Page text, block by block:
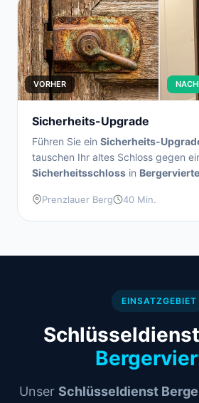
VORHER
Sicherheits-Upgrade
Führen Sie ein Sicherheits-
tauschen Ihr altes Schloss gegen
Sicherheitsschloss in
Prenzlauer Berg 40 Min.
EINSATZGEBIET
Unser Schlüsseldienst